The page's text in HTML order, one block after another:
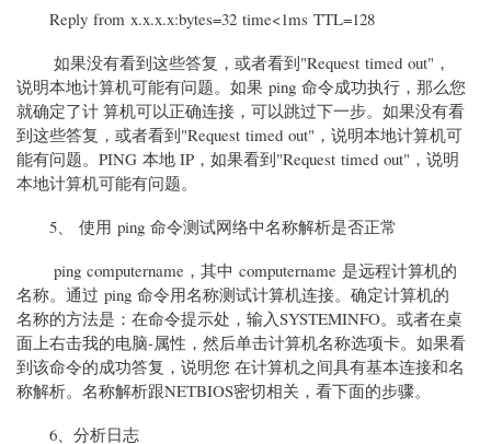
Reply from x.x.x.x:bytes=32 time<1ms TTL=128
如果没有看到这些答复，或者看到"Request timed out"，
说明本地计算机可能有问题。如果 ping 命令成功执行，那么您
就确定了计 算机可以正确连接，可以跳过下一步。如果没有看
到这些答复，或者看到"Request timed out"，说明本地计算机可
能有问题。PING 本地 IP，如果看到"Request timed out"，说明
本地计算机可能有问题。
5、 使用 ping 命令测试网络中名称解析是否正常
ping computername，其中 computername 是远程计算机的
名称。通过 ping 命令用名称测试计算机连接。确定计算机的
名称的方法是：在命令提示处，输入SYSTEMINFO。或者在桌
面上右击我的电脑-属性，然后单击计算机名称选项卡。如果看
到该命令的成功答复，说明您 在计算机之间具有基本连接和名
称解析。名称解析跟NETBIOS密切相关，看下面的步骤。
6、分析日志